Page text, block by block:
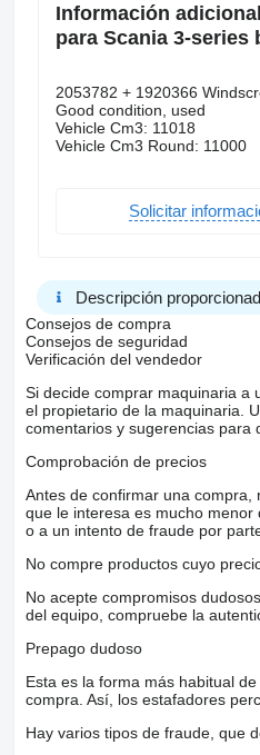
Información
para Scania 3-series
2053782 + 1920366
Good condition, used
Vehicle Cm3: 11018
Vehicle Cm3 Round: 11000
Solicitar
Descripción
Consejos de compra
Consejos de seguridad
Verificación del vendedor
Si decide comprar maquinaria a
el propietario de la maquinaria.
comentarios y sugerencias para
Comprobación de precios
Antes de confirmar una compra,
que le interesa es mucho
o a un intento de fraude por
No compre productos cuyo
No acepte compromisos
del equipo, compruebe la
Prepago dudoso
Esta es la forma más habitual
compra. Así, los estafadores
Hay varios tipos de fraude, que